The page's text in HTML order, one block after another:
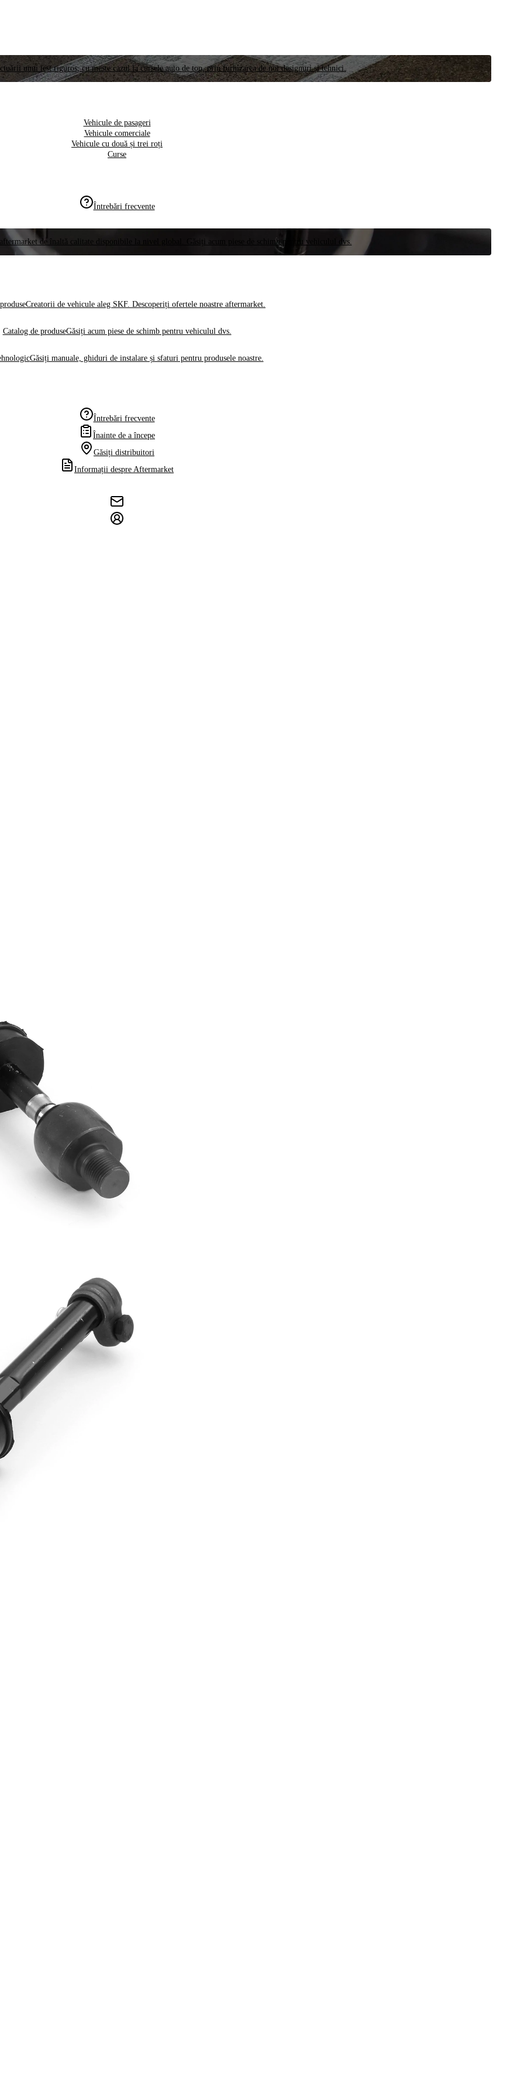
unui test riguros, cu meste cazul la cursele auto de top, prin furnizarea de noi designuri și tehnici.
Vehicule de pasageri
Vehicule comerciale
Vehicule cu două și trei roți
Curse
Întrebări frecvente
de înaltă calitate disponibile la nivel global. Găsiți acum piese de schimb pentru vehiculul dvs.
Creatorii de vehicule aleg SKF. Descoperiți ofertele noastre aftermarket.
Catalog de produseGăsiți acum piese de schimb pentru vehiculul dvs.
Găsiți manuale, ghiduri de instalare și sfaturi pentru produsele noastre.
Întrebări frecvente
Înainte de a începe
Găsiți distribuitori
Informații despre Aftermarket